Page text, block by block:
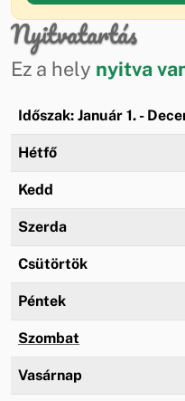
Nyitvatartás
Ez a hely nyitva
Időszak: Január 1. -
Hétfő
Kedd
Szerda
Csütörtök
Péntek
Szombat
Vasárnap